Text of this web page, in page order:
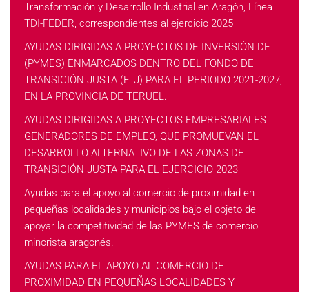
Transformación y Desarrollo Industrial en Aragón, Línea
TDI-FEDER, correspondientes al ejercicio 2025
AYUDAS DIRIGIDAS A PROYECTOS DE INVERSIÓN DE
(PYMES) ENMARCADOS DENTRO DEL FONDO DE
TRANSICIÓN JUSTA (FTJ) PARA EL PERIODO 2021-2027,
EN LA PROVINCIA DE TERUEL.
AYUDAS DIRIGIDAS A PROYECTOS EMPRESARIALES
GENERADORES DE EMPLEO, QUE PROMUEVAN EL
DESARROLLO ALTERNATIVO DE LAS ZONAS DE
TRANSICIÓN JUSTA PARA EL EJERCICIO 2023
Ayudas para el apoyo al comercio de proximidad en
pequeñas localidades y municipios bajo el objeto de
apoyar la competitividad de las PYMES de comercio
minorista aragonés.
AYUDAS PARA EL APOYO AL COMERCIO DE
PROXIMIDAD EN PEQUEÑAS LOCALIDADES Y